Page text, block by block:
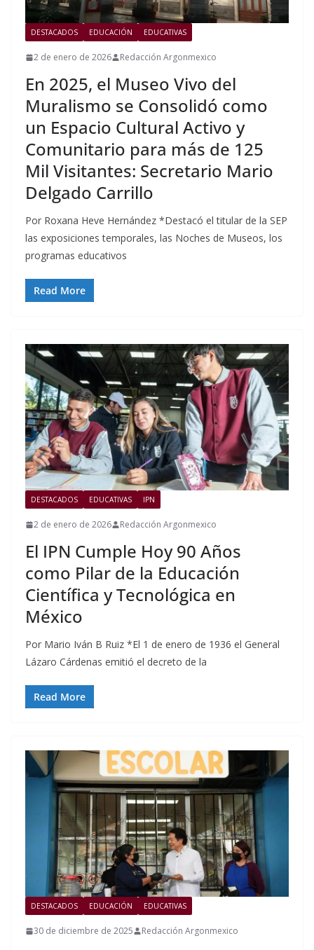
DESTACADOS EDUCACIÓN EDUCATIVAS
2 de enero de 2026 Redacción Argonmexico
En 2025, el Museo Vivo del
Muralismo se Consolidó como
un Espacio Cultural Activo y
Comunitario para más de 125
Mil Visitantes: Secretario Mario
Delgado Carrillo
Por Roxana Heve Hernández *Destacó el titular de la SEP
las exposiciones temporales, las Noches de Museos, los
programas educativos
Read More
DESTACADOS EDUCATIVAS IPN
2 de enero de 2026 Redacción Argonmexico
El IPN Cumple Hoy 90 Años
como Pilar de la Educación
Científica y Tecnológica en
México
Por Mario Iván B Ruiz *El 1 de enero de 1936 el General
Lázaro Cárdenas emitió el decreto de la
Read More
DESTACADOS EDUCACIÓN EDUCATIVAS
30 de diciembre de 2025 Redacción Argonmexico